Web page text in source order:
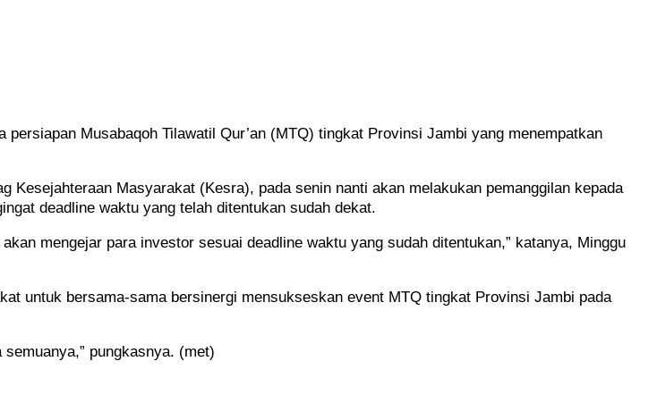
Musabaqoh Tilawatil Qur’an (MTQ) tingkat Provinsi Jambi yang menempatkan
Kesejahteraan Masyarakat (Kesra), pada senin nanti akan melakukan pemanggilan kepada
deadline waktu yang telah ditentukan sudah dekat.
mengejar para investor sesuai deadline waktu yang sudah ditentukan,” katanya, Minggu
untuk bersama-sama bersinergi mensukseskan event MTQ tingkat Provinsi Jambi pada
pungkasnya. (met)